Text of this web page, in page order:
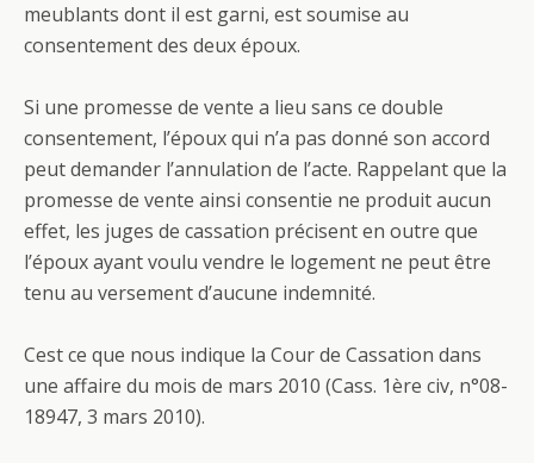
meublants dont il est garni, est soumise au
consentement des deux époux.
Si une promesse de vente a lieu sans ce double
consentement, l’époux qui n’a pas donné son accord
peut demander l’annulation de l’acte. Rappelant que la
promesse de vente ainsi consentie ne produit aucun
effet, les juges de cassation précisent en outre que
l’époux ayant voulu vendre le logement ne peut être
tenu au versement d’aucune indemnité.
Cest ce que nous indique la Cour de Cassation dans
une affaire du mois de mars 2010 (Cass. 1ère civ, n°08-
18947, 3 mars 2010).